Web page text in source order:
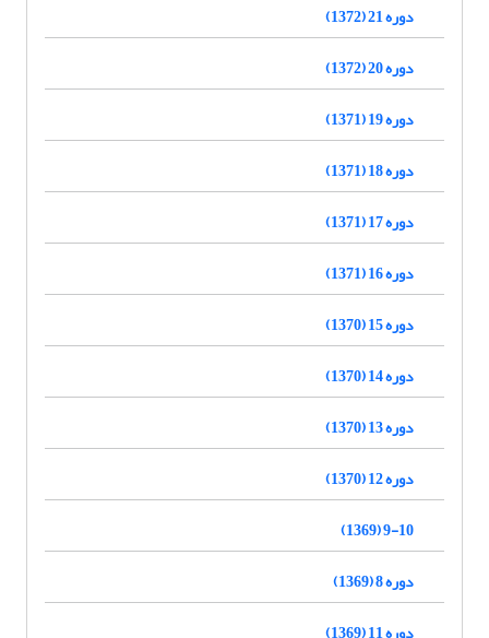
دوره 21 (1372)
دوره 20 (1372)
دوره 19 (1371)
دوره 18 (1371)
دوره 17 (1371)
دوره 16 (1371)
دوره 15 (1370)
دوره 14 (1370)
دوره 13 (1370)
دوره 12 (1370)
9-10 (1369)
دوره 8 (1369)